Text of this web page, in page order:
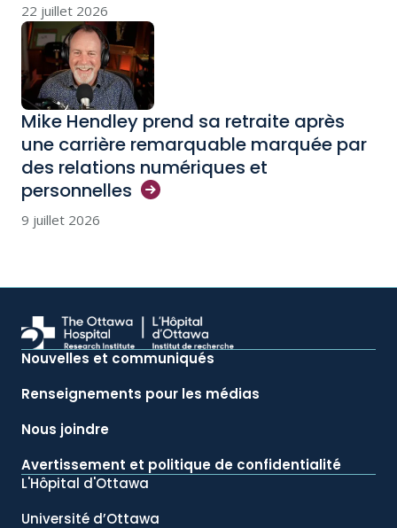
22 juillet 2026
Mike Hendley prend sa retraite après
une carrière remarquable marquée par
des relations numériques et
personnelles
9 juillet 2026
Nouvelles et communiqués
Renseignements pour les médias
Nous joindre
Avertissement et politique de confidentialité
L'Hôpital d'Ottawa
Université d’Ottawa